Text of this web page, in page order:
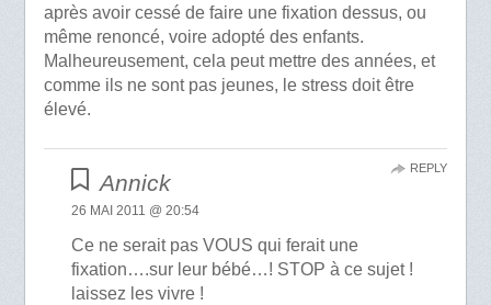
après avoir cessé de faire une fixation dessus, ou
même renoncé, voire adopté des enfants.
Malheureusement, cela peut mettre des années, et
comme ils ne sont pas jeunes, le stress doit être
élevé.
Annick
26 MAI 2011 @ 20:54
Ce ne serait pas VOUS qui ferait une
fixation….sur leur bébé…! STOP à ce sujet !
laissez les vivre !
REPLY